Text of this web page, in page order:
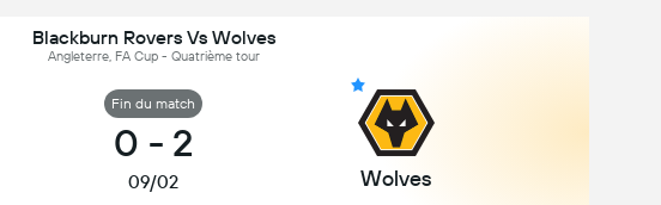
Blackburn Rovers Vs Wolves
Angleterre, FA Cup - Quatrième tour
Fin du match
0 - 2
09/02 Wolves